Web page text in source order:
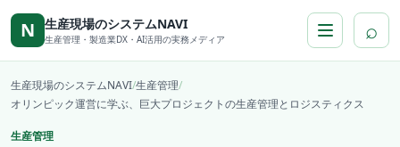
本文へ移動
N 生産現場のシステムNAVI
生産管理・製造業DX・AI活用の実務メディア ⌕
生産現場のシステムNAVI/生産管理/
オリンピック運営に学ぶ、巨大プロジェクトの生産管理とロジスティクス
生産管理